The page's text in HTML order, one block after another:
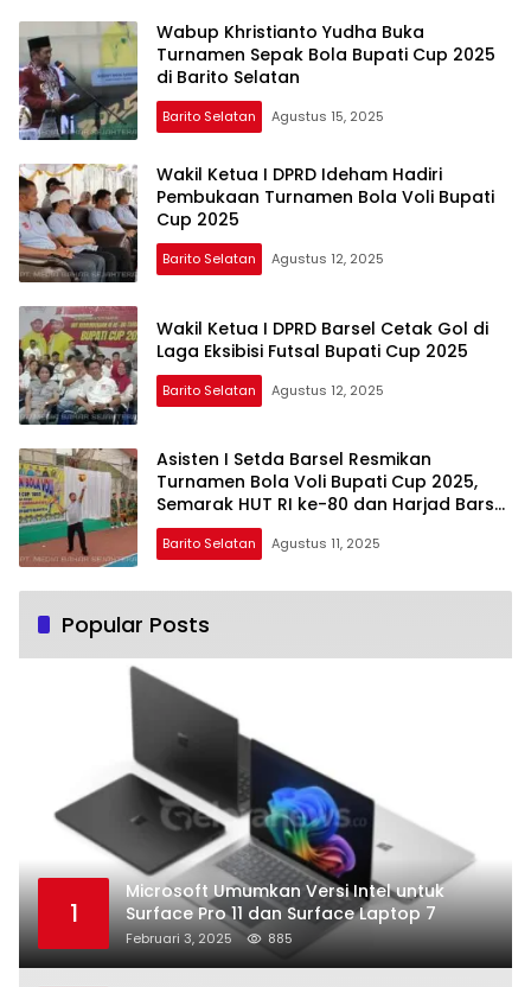
Wabup Khristianto Yudha Buka
Turnamen Sepak Bola Bupati Cup 2025
di Barito Selatan
Barito Selatan Agustus 15, 2025
Wakil Ketua I DPRD Ideham Hadiri
Pembukaan Turnamen Bola Voli Bupati
Cup 2025
Barito Selatan Agustus 12, 2025
Wakil Ketua I DPRD Barsel Cetak Gol di
Laga Eksibisi Futsal Bupati Cup 2025
Barito Selatan Agustus 12, 2025
Asisten I Setda Barsel Resmikan
Turnamen Bola Voli Bupati Cup 2025,
Semarak HUT RI ke-80 dan Harjad Barsel
ke-66
Barito Selatan Agustus 11, 2025
Popular Posts
1
Microsoft Umumkan Versi Intel untuk
Surface Pro 11 dan Surface Laptop 7
Februari 3, 2025 885